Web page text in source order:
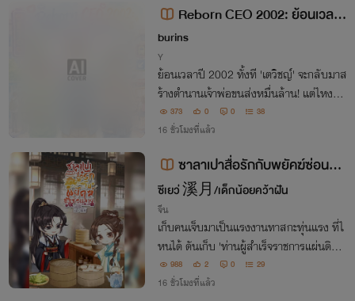
Reborn CEO 2002: ย้อนเวลา
มาเป็นเจ้าสัว (แต่ดันมีแฟนสองค
น!?)
burins
Y
ย้อนเวลาปี 2002 ทั้งที 'เตวิชญ์' จะกลับมาส
ร้างตำนานเจ้าพ่อขนส่งหมื่นล้าน! แต่ไหงภา
รกิจปั้นธุรกิจถึงยากกว่าสับรางรถไฟ? ระหว่
าง 'ข้าวปั้น' หนุ่มซื่อขี้อ้อน กับ 'เฟิร์ส' คุณห
นูตัวแสบ งานนี้เจ้าสัวจะเลือก
373 0 0 38
16 ชั่วโมงที่แล้ว
ซาลาเปาสื่อรักกับพยัคฆ์ซ่อนลา
ย
ซีเยว่ 溪月/เด็กน้อยคว้าฝัน
จีน
เก็บคนเจ็บมาเป็นแรงงานทาสกะทุ่นแรง ที่ไ
หนได้ ดันเก็บ 'ท่านผู้สำเร็จราชการแผ่นดิน'
ตัวร้ายมาไว้ในบ้าน ซาลาเปาในซึ้งยังไม่ทันสุ
กดี ใต้เท้าคนดีก็จ้องจะงาบแม่ค้าเสียแล้ว!
988 2 0 29
16 ชั่วโมงที่แล้ว